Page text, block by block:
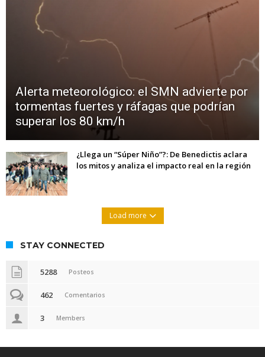
Alerta meteorológico: el SMN advierte por
tormentas fuertes y ráfagas que podrían
superar los 80 km/h
¿Llega un “Súper Niño”?: De Benedictis aclara
los mitos y analiza el impacto real en la región
Load more
STAY CONNECTED
5288 Posteos
462 Comentarios
3 Members